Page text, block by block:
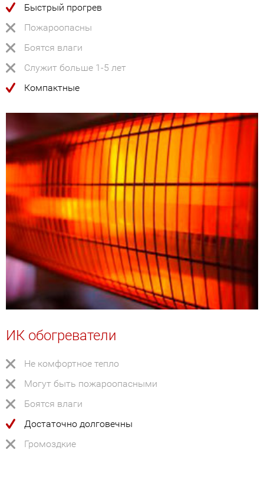
Быстрый прогрев
Пожароопасны
Боятся влаги
Служит больше 1-5 лет
Компактные
ИК обогреватели
Не комфортное тепло
Могут быть пожароопасными
Боятся влаги
Достаточно долговечны
Громоздкие